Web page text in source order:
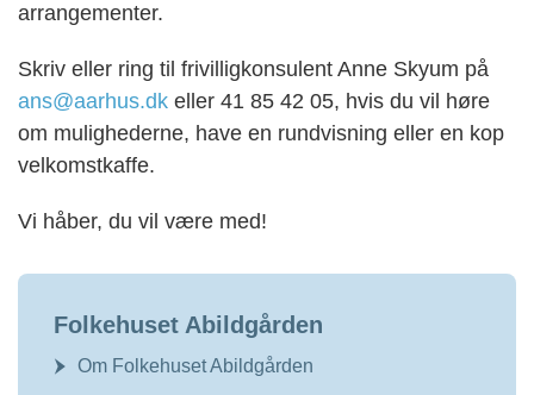
arrangementer.
Skriv eller ring til frivilligkonsulent Anne Skyum på
ans@aarhus.dk eller 41 85 42 05, hvis du vil høre
om mulighederne, have en rundvisning eller en kop
velkomstkaffe.
Vi håber, du vil være med!
Folkehuset Abildgården
Om Folkehuset Abildgården